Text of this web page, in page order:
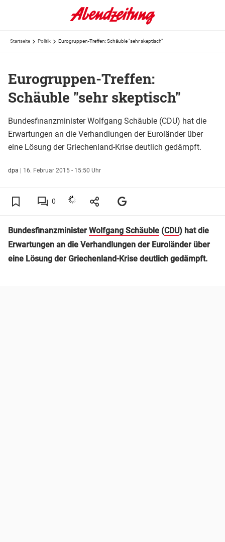
Startseite Politik Eurogruppen-Treffen: Schäuble "sehr skeptisch"
Eurogruppen-Treffen:
Schäuble "sehr skeptisch"
Bundesfinanzminister Wolfgang Schäuble (CDU) hat die
Erwartungen an die Verhandlungen der Euroländer über
eine Lösung der Griechenland-Krise deutlich gedämpft.
dpa | 16. Februar 2015 - 15:50 Uhr
0
Bundesfinanzminister Wolfgang Schäuble (CDU) hat die
Erwartungen an die Verhandlungen der Euroländer über
eine Lösung der Griechenland-Krise deutlich gedämpft.